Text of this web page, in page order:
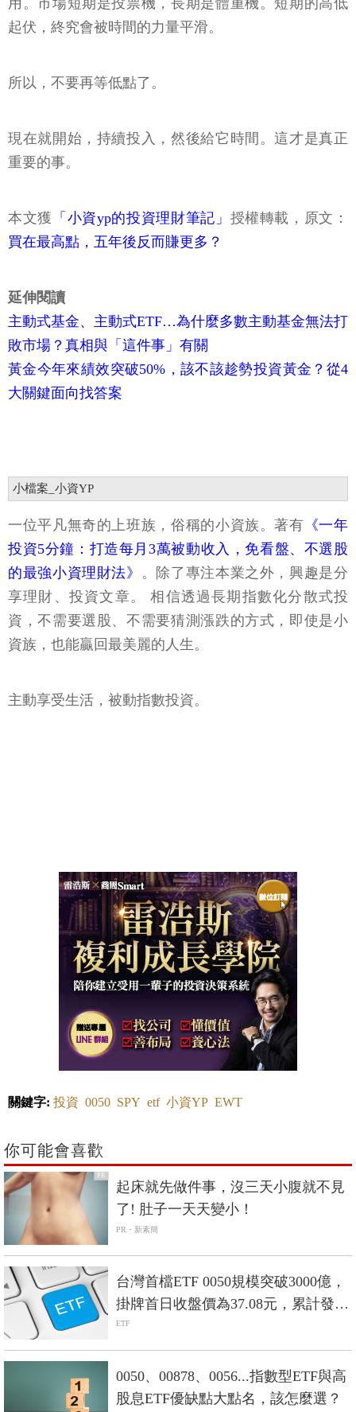
用。市場短期是投票機，長期是體重機。短期的高低
起伏，終究會被時間的力量平滑。
所以，不要再等低點了。
現在就開始，持續投入，然後給它時間。這才是真正
重要的事。
本文獲 「小資yp的投資理財筆記」 授權轉載，原文：
買在最高點，五年後反而賺更多？
延伸閱讀
主動式基金、主動式ETF…為什麼多數主動基金無法打
敗市場？真相與「這件事」有關
黃金今年來績效突破50%，該不該趁勢投資黃金？從4
大關鍵面向找答案
小檔案_小資YP
一位平凡無奇的上班族，俗稱的小資族。著有 《一年
投資5分鐘：打造每月3萬被動收入，免看盤、不選股
的最強小資理財法》
。除了專注本業之外，興趣是分
享理財、投資文章。 相信透過長期指數化分散式投
資，不需要選股、不需要猜測漲跌的方式，即使是小
資族，也能贏回最美麗的人生。
主動享受生活，被動指數投資。
關鍵字: 投資 0050 SPY etf 小資YP EWT
你可能會喜歡
PR
起床就先做件事，沒三天小腹就不見
了! 肚子一天天變小！
PR・新素簡
台灣首檔ETF 0050規模突破3000億，
掛牌首日收盤價為37.08元，累計發放
現金股息46元
ETF
0050、00878、0056...指數型ETF與高
股息ETF優缺點大點名，該怎麼選？